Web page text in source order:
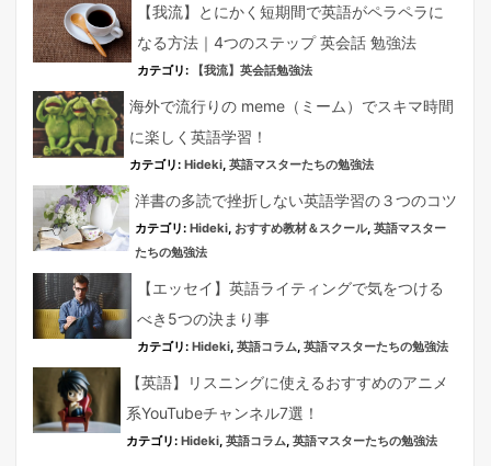
【我流】とにかく短期間で英語がペラペラに
なる方法｜4つのステップ 英会話 勉強法
カテゴリ: 【我流】英会話勉強法
海外で流行りの meme（ミーム）でスキマ時間
に楽しく英語学習！
カテゴリ: Hideki, 英語マスターたちの勉強法
洋書の多読で挫折しない英語学習の３つのコツ
カテゴリ: Hideki, おすすめ教材＆スクール, 英語マスター
たちの勉強法
【エッセイ】英語ライティングで気をつける
べき5つの決まり事
カテゴリ: Hideki, 英語コラム, 英語マスターたちの勉強法
【英語】リスニングに使えるおすすめのアニメ
系YouTubeチャンネル7選！
カテゴリ: Hideki, 英語コラム, 英語マスターたちの勉強法